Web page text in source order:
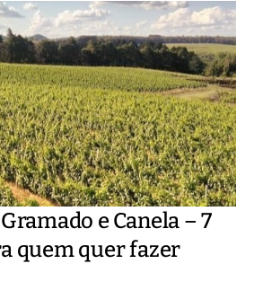
e Canela – 7
quem quer fazer